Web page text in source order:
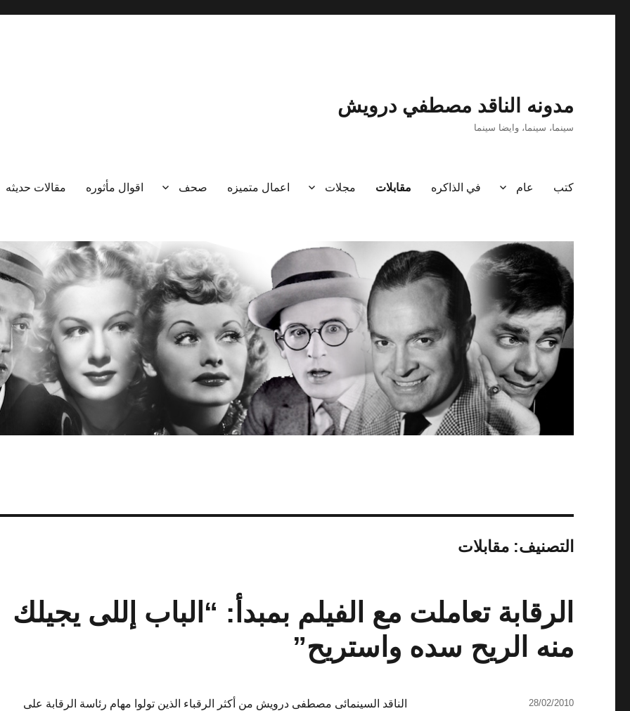
مدونه الناقد مصطفي درويش
سينما، سينما، وايضا سينما
كتب عام في الذاكره مقابلات مجلات اعمال متميزه صحف اقوال مأثوره مقالات حديثه
التصنيف:مقابلات
الرقابة تعاملت مع الفيلم بمبدأ: “الباب إللى يجيلك
منه الريح سده واستريح”
الناقد السينمائى مصطفى درويش من أكثر الرقباء الذين تولوا مهام رئاسة الرقابة على
نُشرت
28/02/2010